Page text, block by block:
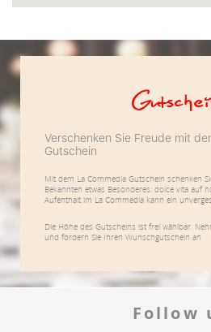
Verschenken Sie Freude mit
Gutschein
Mit dem La Commedia Gutschein schenken
Bekannten etwas Besonderes: dolce vita auf
Aufenthalt im La Commedia kann ein
Die Höhe des Gutscheins ist frei wählbar.
und fordern Sie Ihren Wunschgutschein an
Follow